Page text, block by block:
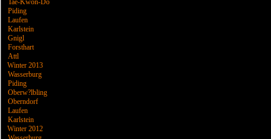
Tae-Kwon-Do
Piding
Laufen
Karlstein
Gnigl
Forsthart
Attl
Winter 2013
Wasserburg
Piding
Oberw?lbling
Oberndorf
Laufen
Karlstein
Winter 2012